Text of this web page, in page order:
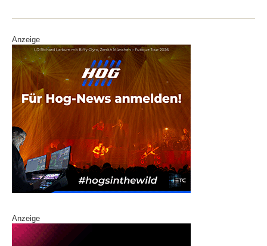
k
Anzeige
Anzeige